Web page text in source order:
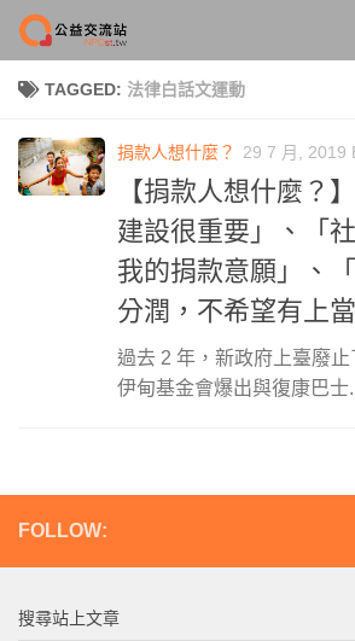
Skip to content
TAGGED: 法律白話文運動
捐款人想什麼？ 29 7 月, 2019
【捐款人想什麼？
建設很重要」、「
我的捐款意願」、
分潤，不希望有上當
過去 2 年，新政府上臺廢止
伊甸基金會爆出與復康巴士
FOLLOW:
搜尋站上文章